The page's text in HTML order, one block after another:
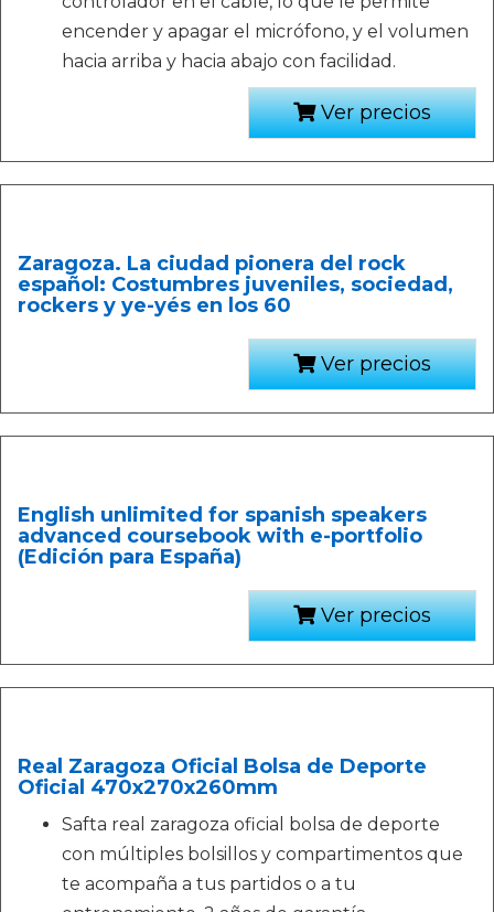
encender y apagar el micrófono, y el volumen
hacia arriba y hacia abajo con facilidad.
Ver precios
Zaragoza. La ciudad pionera del rock
español: Costumbres juveniles, sociedad,
rockers y ye-yés en los 60
Ver precios
English unlimited for spanish speakers
advanced coursebook with e-portfolio
(Edición para España)
Ver precios
Real Zaragoza Oficial Bolsa de Deporte
Oficial 470x270x260mm
Safta real zaragoza oficial bolsa de deporte
con múltiples bolsillos y compartimentos que
te acompaña a tus partidos o a tu